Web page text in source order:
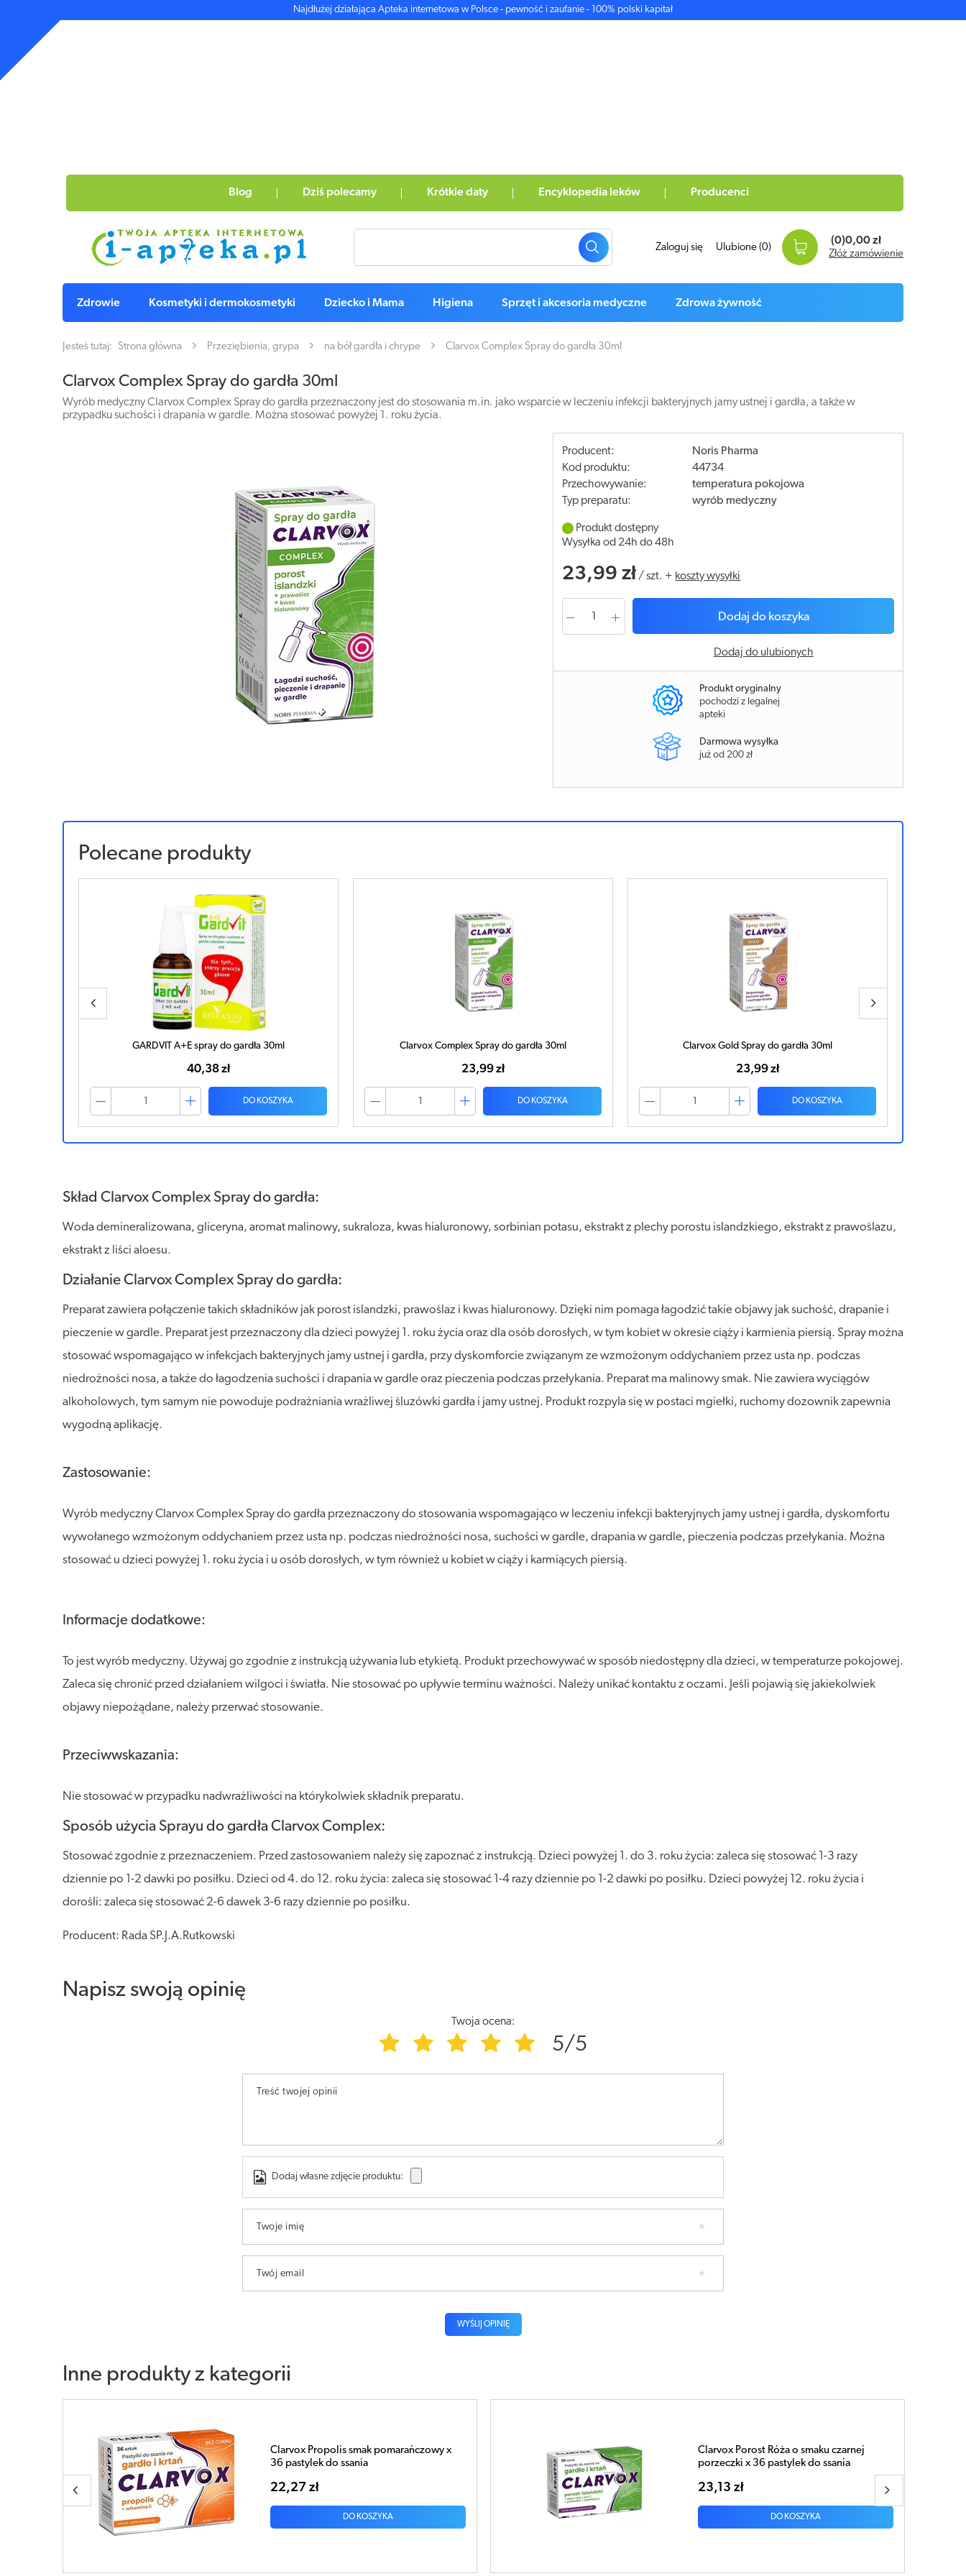
Najdłużej działająca Apteka internetowa w Polsce - pewność i zaufanie - 100% polski kapitał
Blog Dziś polecamy Krótkie daty Encyklopedia leków Producenci
Zaloguj się Ulubione (0)
(0)0,00 zł
Złóż zamówienie
Zdrowie Kosmetyki i dermokosmetyki Dziecko i Mama Higiena Sprzęt i akcesoria medyczne Zdrowa żywność
Jesteś tutaj: Strona główna Przeziębienia, grypa na bół gardła i chrype Clarvox Complex Spray do gardła 30ml
Clarvox Complex Spray do gardła 30ml
Wyrób medyczny Clarvox Complex Spray do gardła przeznaczony jest do stosowania m.in. jako wsparcie w leczeniu infekcji bakteryjnych jamy ustnej i gardła, a także w
przypadku suchości i drapania w gardle. Można stosować powyżej 1. roku życia.
Producent:
Noris Pharma
Kod produktu:
44734
Przechowywanie:
temperatura pokojowa
Typ preparatu:
wyrób medyczny
Produkt dostępny
Wysyłka od 24h do 48h
23,99 zł /szt. + koszty wysyłki
Dodaj do koszyka
Dodaj do ulubionych
Produkt oryginalny
pochodzi z legalnej
apteki
Darmowa wysyłka
już od 200 zł
Polecane produkty
Clarvox Complex Spray do gardła 30ml
23,99 zł
DO KOSZYKA
Clarvox Gold Spray do gardła 30ml
23,99 zł
DO KOSZYKA
Gardlox Manusilver spray do gardła 30ml
24,08 zł
DO KOSZYKA
Skład Clarvox Complex Spray do gardła:
Woda demineralizowana, gliceryna, aromat malinowy, sukraloza, kwas hialuronowy, sorbinian potasu, ekstrakt z plechy porostu islandzkiego, ekstrakt z prawoślazu,
ekstrakt z liści aloesu.
Działanie Clarvox Complex Spray do gardła:
Preparat zawiera połączenie takich składników jak porost islandzki, prawoślaz i kwas hialuronowy. Dzięki nim pomaga łagodzić takie objawy jak suchość, drapanie i
pieczenie w gardle. Preparat jest przeznaczony dla dzieci powyżej 1. roku życia oraz dla osób dorosłych, w tym kobiet w okresie ciąży i karmienia piersią. Spray można
stosować wspomagająco w infekcjach bakteryjnych jamy ustnej i gardła, przy dyskomforcie związanym ze wzmożonym oddychaniem przez usta np. podczas
niedrożności nosa, a także do łagodzenia suchości i drapania w gardle oraz pieczenia podczas przełykania. Preparat ma malinowy smak. Nie zawiera wyciągów
alkoholowych, tym samym nie powoduje podrażniania wrażliwej śluzówki gardła i jamy ustnej. Produkt rozpyla się w postaci mgiełki, ruchomy dozownik zapewnia
wygodną aplikację.
Zastosowanie:
Wyrób medyczny Clarvox Complex Spray do gardła przeznaczony do stosowania wspomagająco w leczeniu infekcji bakteryjnych jamy ustnej i gardła, dyskomfortu
wywołanego wzmożonym oddychaniem przez usta np. podczas niedrożności nosa, suchości w gardle, drapania w gardle, pieczenia podczas przełykania. Można
stosować u dzieci powyżej 1. roku życia i u osób dorosłych, w tym również u kobiet w ciąży i karmiących piersią.
Informacje dodatkowe:
To jest wyrób medyczny. Używaj go zgodnie z instrukcją używania lub etykietą. Produkt przechowywać w sposób niedostępny dla dzieci, w temperaturze pokojowej.
Zaleca się chronić przed działaniem wilgoci i światła. Nie stosować po upływie terminu ważności. Należy unikać kontaktu z oczami. Jeśli pojawią się jakiekolwiek
objawy niepożądane, należy przerwać stosowanie.
Przeciwwskazania:
Nie stosować w przypadku nadwrażliwości na którykolwiek składnik preparatu.
Sposób użycia Sprayu do gardła Clarvox Complex:
Stosować zgodnie z przeznaczeniem. Przed zastosowaniem należy się zapoznać z instrukcją. Dzieci powyżej 1. do 3. roku życia: zaleca się stosować 1-3 razy
dziennie po 1-2 dawki po posiłku. Dzieci od 4. do 12. roku życia: zaleca się stosować 1-4 razy dziennie po 1-2 dawki po posiłku. Dzieci powyżej 12. roku życia i
dorośli: zaleca się stosować 2-6 dawek 3-6 razy dziennie po posiłku.
Producent: Rada SP.J.A.Rutkowski
Napisz swoją opinię
Twoja ocena:
5/5
Treść twojej opinii
Dodaj własne zdjęcie produktu:
Twoje imię
Twój email
WYŚLIJ OPINIĘ
Inne produkty z kategorii
Clarvox Porost Róża o smaku czarnej
porzeczki x 36 pastylek do ssania
23,13 zł
DO KOSZYKA
Clarvox Syrop na gardło i krtań z
propolisem 200ml
26,32 zł
DO KOSZYKA